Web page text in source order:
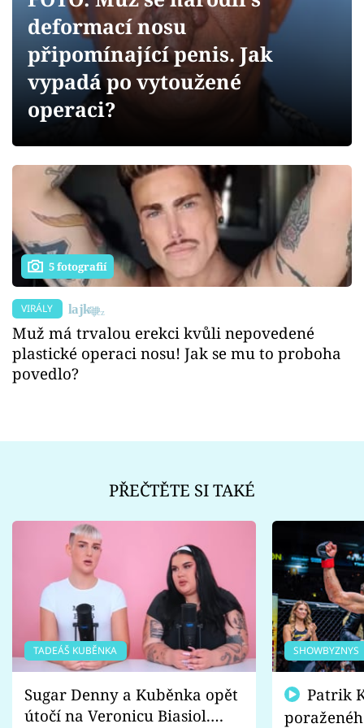
Videa
Sledujte prima+
Sledujte nás
deformací nosu
připomínající penis. Jak
vypadá po vytoužené
operaci?
5 fotografií
VIRÁLY
Muž má trvalou erekci kvůli nepovedené
plastické operaci nosu! Jak se mu to proboha
povedlo?
PŘEČTĚTE SI TAKÉ
TADEÁŠ KUBĚNKA
Sugar Denny a Kuběnka opět
útočí na Veronicu Biasiol.
SHOWBYZNYS